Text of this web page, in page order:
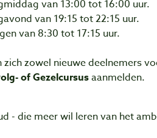
van 13:00 tot 16:00 uur.
van 19:15 tot 22:15 uur.
van 8:30 tot 17:15 uur.
zich zowel nieuwe deelnemers
of Gezelcursusaanmelden.
- die meer wil leren van het